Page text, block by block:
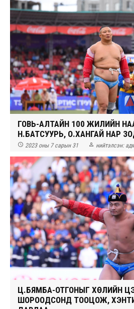
ГОВЬ-АЛТАЙН 100 ЖИЛИЙН
Н.БАТСУУРЬ, О.ХАНГАЙ НАР
 2023 оны 7 сарын 31  нийтэлсэн:
Ц.БЯМБА-ОТГОНЫГ ХӨЛИЙН
ШОРООДСОНД ТООЦОЖ,